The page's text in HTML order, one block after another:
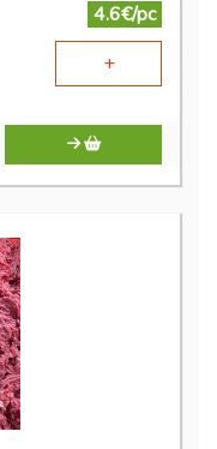
4.6€/pc
+